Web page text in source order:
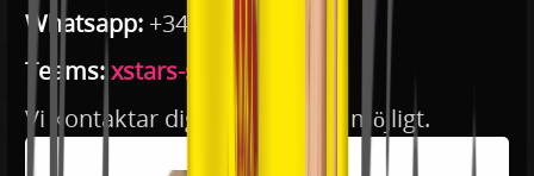
Whatsapp: +34 611 568 935
Teams:xstars-spain
Vi kontaktar dig så snart som möjligt.